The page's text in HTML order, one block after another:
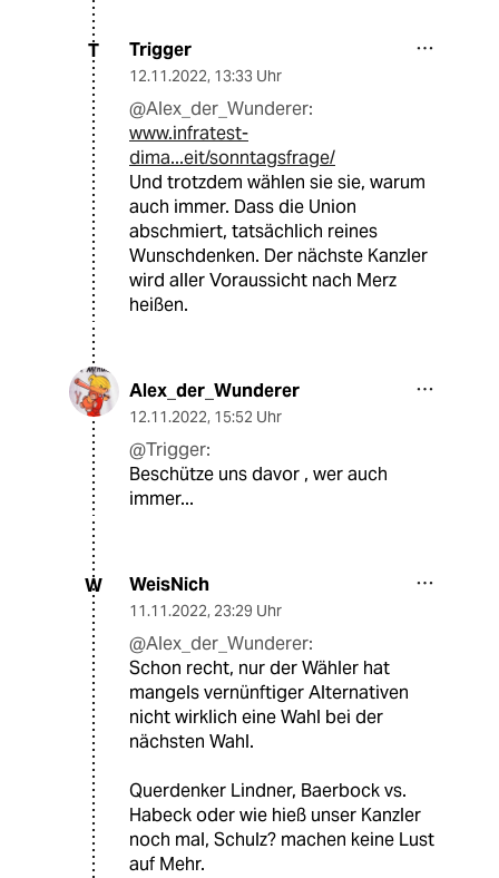
T Trigger
12.11.2022, 13:33 Uhr
@Alex_der_Wunderer:
www.infratest-
dima...eit/sonntagsfrage/
Und trotzdem wählen sie sie, warum
auch immer. Dass die Union
abschmiert, tatsächlich reines
Wunschdenken. Der nächste Kanzler
wird aller Voraussicht nach Merz
heißen.
Alex_der_Wunderer
12.11.2022, 15:52 Uhr
@Trigger:
Beschütze uns davor , wer auch
immer...
W WeisNich
11.11.2022, 23:29 Uhr
@Alex_der_Wunderer:
Schon recht, nur der Wähler hat
mangels vernünftiger Alternativen
nicht wirklich eine Wahl bei der
nächsten Wahl.
Querdenker Lindner, Baerbock vs.
Habeck oder wie hieß unser Kanzler
noch mal, Schulz? machen keine Lust
auf Mehr.